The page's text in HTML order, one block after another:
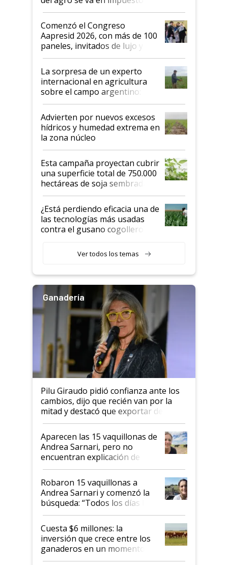
"No es bueno que en
Argentina se sigan discutiendo
las mismas cosas de hace 50
años"
Comenzó el Congreso
Aapresid 2026, con más de 100
paneles, invitados de lujo y
todas las tendencias
La sorpresa de un experto
internacional en agricultura
sobre el campo argentino:
"Estoy muy impresionado"
Advierten por nuevos excesos
hídricos y humedad extrema en
la zona núcleo
Esta campaña proyectan cubrir
una superficie total de 750.000
hectáreas de soja sembradas
con una nueva generación de
variedades que marcan un
salto tecnológico en genética y
rendimiento
¿Está perdiendo eficacia una de
las tecnologías más usadas
contra el gusano cogollero? El
Ver todos los temas
Ganadería
Pilu Giraudo pidió confianza ante los
cambios, dijo que recién van por la
mitad y destacó que exportar dejó de
ser "para unos pocos": "Tenemos un
mandato muy claro del gobierno
nacional"
Aparecen las 15 vaquillonas de
Andrea Sarnari, pero no
encuentran explicación de
cómo llegaron allí
Robaron 15 vaquillonas a
Andrea Sarnari y comenzó la
búsqueda: “Todos los días le
toca a algún productor”
Cuesta $6 millones: la
inversión que crece entre los
ganaderos en un momento
histórico para la actividad